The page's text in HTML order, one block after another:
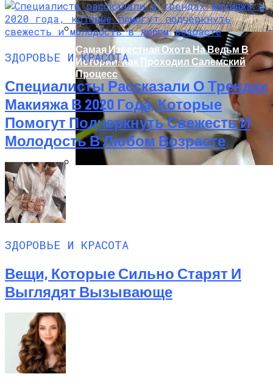
Самая Известная Охота На Ведьм В
Истории: Как Проходил Салемский
Процесс
ЗДОРОВЬЕ И КРАСОТА
Специалисты Рассказали О Трендах
Макияжа В 2020 Года, Которые
Помогут Подчеркнуть Свежесть И
Молодость В Любом Возрасте
ЗДОРОВЬЕ И КРАСОТА
Вещи, Которые Сильно Старят И
Выглядят Вызывающе